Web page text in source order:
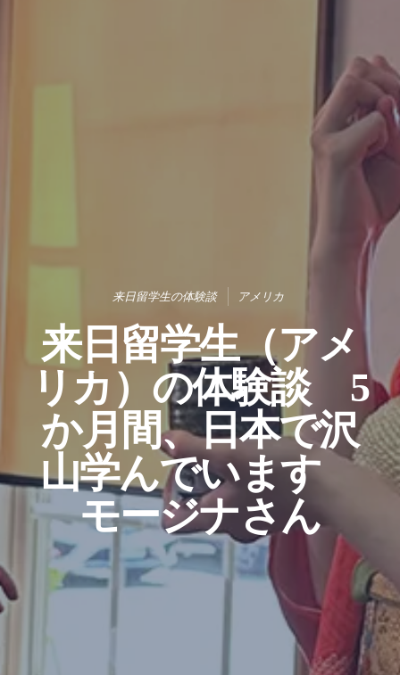
来日留学生の体験談 アメリカ
来日留学生（アメ
リカ）の体験談 5
か月間、日本で沢
山学んでいます
モージナさん